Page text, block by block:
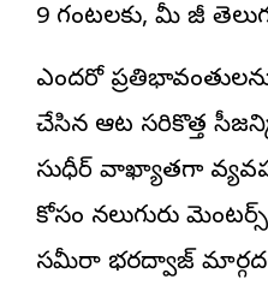
9 గంటలకు, మీ జీ
ఎందరో
చేసిన ఆట సరికొత్త
సుధీర్ వాఖ్యాతగా
కోసం నలుగురు
సమీరా భరద్వాజ్